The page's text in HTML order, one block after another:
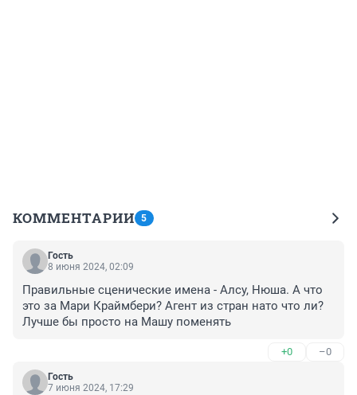
КОММЕНТАРИИ 5
Гость
8 июня 2024, 02:09
Правильные сценические имена - Алсу, Нюша. А что
это за Мари Краймбери? Агент из стран нато что ли?
Лучше бы просто на Машу поменять
+0 –0
Гость
7 июня 2024, 17:29